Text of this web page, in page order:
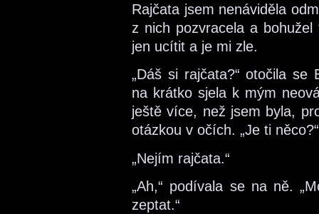
Rajčata jsem nenáviděla
z nich pozvracela a
jen ucítit a je mi zle.
„Dáš si rajčata?“ otočila se
na krátko sjela k mým
ještě více, než jsem byla,
otázkou v očích. „Je ti něco?“
„Nejím rajčata.“
„Ah,“ podívala se na ně.
zeptat.“